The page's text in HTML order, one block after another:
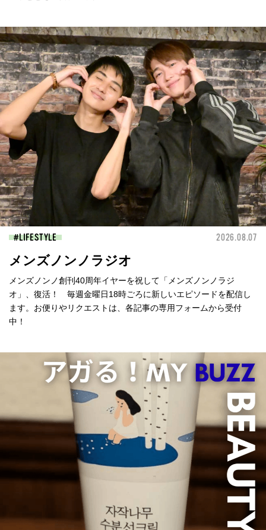
LIFESTYLE 2026.08.07
メンズノンノラジオ
メンズノンノ創刊40周年イヤーを祝して「メンズノンノラジ
オ」、復活！ 毎週金曜日18時ごろに新しいエピソードを配信し
ます。お便りやリクエストは、各記事の専用フォームから受付
中！